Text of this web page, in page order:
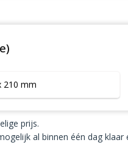
210 mm
prijs.
al binnen één dag klaar